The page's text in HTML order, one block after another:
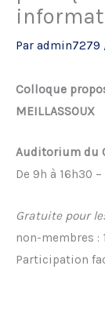
Par admin7279
Colloque
MEILLASSOUX
Auditorium du
De 9h à 16h30
Gratuite pour
non-membres :
Participation